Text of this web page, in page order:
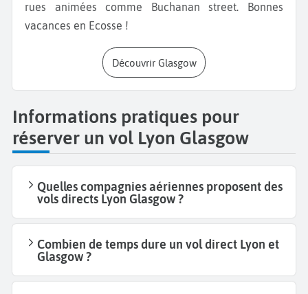
rues animées comme Buchanan street. Bonnes
vacances en Ecosse !
Découvrir Glasgow
Informations pratiques pour
réserver un vol Lyon Glasgow
Quelles compagnies aériennes proposent des
vols directs Lyon Glasgow ?
Combien de temps dure un vol direct Lyon et
Glasgow ?